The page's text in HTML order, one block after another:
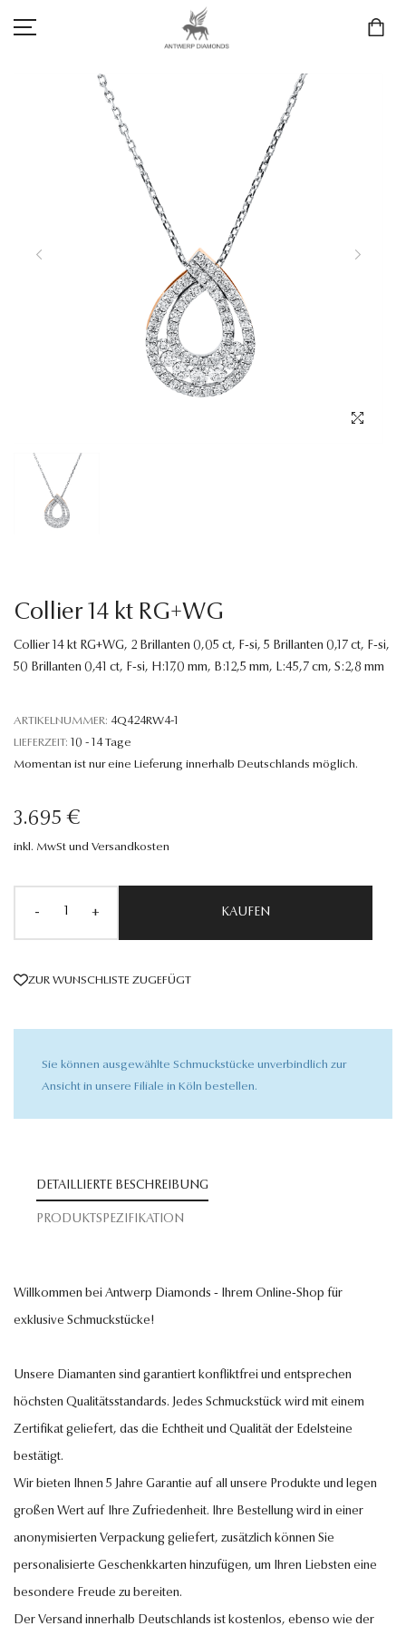
LIEBE & VERLOBUNG
ANTWERP DIAMONDS LUXURY COLLECTION
3D TRAURINGKONFIGURATION
Collier 14 kt RG+WG
Collier 14 kt RG+WG, 2 Brillanten 0,05 ct, F-si, 5 Brillanten 0,17 ct, F-si,
50 Brillanten 0,41 ct, F-si, H:17,0 mm, B:12,5 mm, L:45,7 cm, S:2,8 mm
ARTIKELNUMMER: 4Q424RW4-1
LIEFERZEIT: 10 - 14 Tage
Momentan ist nur eine Lieferung innerhalb Deutschlands möglich.
3.695 €
inkl. MwSt und Versandkosten
- + KAUFEN
ZUR WUNSCHLISTE ZUGEFÜGT
Sie können ausgewählte Schmuckstücke unverbindlich zur
Ansicht in unsere Filiale in Köln bestellen.
DETAILLIERTE BESCHREIBUNG
PRODUKTSPEZIFIKATION
Willkommen bei Antwerp Diamonds - Ihrem Online-Shop für
exklusive Schmuckstücke!
Unsere Diamanten sind garantiert konfliktfrei und entsprechen
höchsten Qualitätsstandards. Jedes Schmuckstück wird mit einem
Zertifikat geliefert, das die Echtheit und Qualität der Edelsteine
bestätigt.
Wir bieten Ihnen 5 Jahre Garantie auf all unsere Produkte und legen
großen Wert auf Ihre Zufriedenheit. Ihre Bestellung wird in einer
anonymisierten Verpackung geliefert, zusätzlich können Sie
personalisierte Geschenkkarten hinzufügen, um Ihren Liebsten eine
besondere Freude zu bereiten.
Der Versand innerhalb Deutschlands ist kostenlos, ebenso wie der